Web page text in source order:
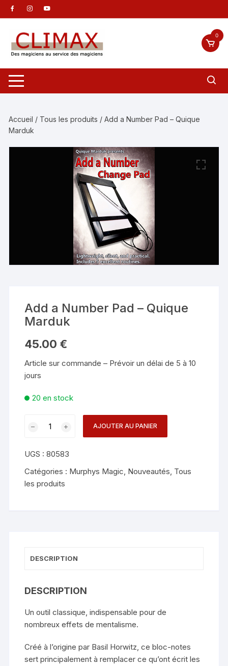
Aller
au
contenu
0
Accueil / Tous les produits / Add a Number Pad – Quique
Marduk
Add a Number Pad – Quique
Marduk
45.00 €
Article sur commande – Prévoir un délai de 5 à 10
jours
20 en stock
a
Number
Pad
AJOUTER AU PANIER
UGS :80583
Catégories : Murphys Magic, Nouveautés, Tous
les produits
DESCRIPTION
DESCRIPTION
Un outil classique, indispensable pour de
nombreux effets de mentalisme.
Créé à l’origine par Basil Horwitz, ce bloc-notes
sert principalement à remplacer ce qu’ont écrit les